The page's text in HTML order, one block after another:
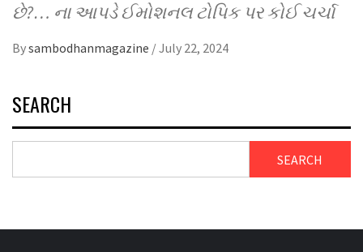
છે?… ના આપડે ઈમોશનલ ટોપિક પર કોઈ ચર્ચા
Bysambodhanmagazine /July 22, 2024
SEARCH
SEARCH